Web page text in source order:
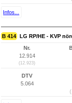
Infos...
B 414 LG RP/HE - KVP
Nr.
12.914
(12.923)
DTV
5.064